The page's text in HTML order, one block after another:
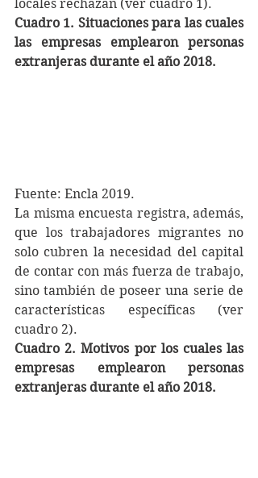
locales rechazan (ver cuadro 1).
Cuadro 1. Situaciones para las cuales
las empresas emplearon personas
extranjeras durante el año 2018.
Fuente: Encla 2019.
La misma encuesta registra, además,
que los trabajadores migrantes no
solo cubren la necesidad del capital
de contar con más fuerza de trabajo,
sino también de poseer una serie de
características específicas (ver
cuadro 2).
Cuadro 2. Motivos por los cuales las
empresas emplearon personas
extranjeras durante el año 2018.